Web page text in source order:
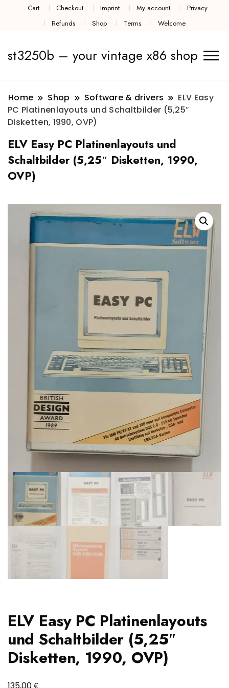
Cart Checkout Imprint My account
Privacy
Refunds
Shop Terms Welcome
st3250b – your vintage x86 shop
Home Shop Software & drivers
ELV Easy
PC Platinenlayouts und Schaltbilder (5,25″
Disketten, 1990, OVP)
ELV Easy PC Platinenlayouts und
Schaltbilder (5,25″ Disketten, 1990,
OVP)
ELV Easy PC Platinenlayouts
und Schaltbilder (5,25″
Disketten, 1990, OVP)
€